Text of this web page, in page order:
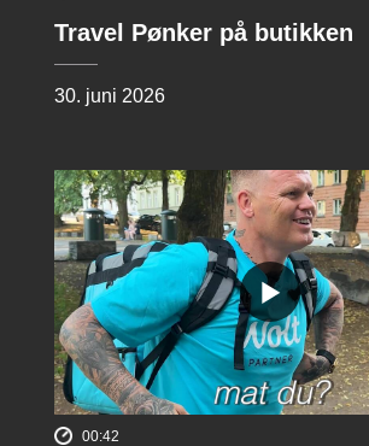
Travel Pønker på butikken
30. juni 2026
00:42